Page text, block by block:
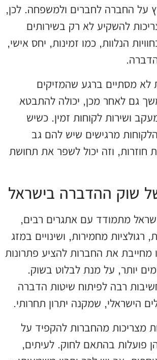
על החברה לחברים ולמשפחה. לכן,
להשקיע לא רק בשירותים
הנלוות, כמו זמינות, יחס אישי,
לא מסתיים ברגע שהמזיקים
גם לאחר מכן, יכולה להתבטא
ושירות לקוחות זמין. כשיש
מרגישים שיש להם גב
חוזרות, וזה יכול לשפר את תחושת
שוק ההדברה בישראל
מתמודד עם אתגרים רבים,
רגולציות מחמירות, ושינויים במזג
מחייבת את החברות להציע פתרונות
יותר, על מנת לבלוט בשוק.
רבה לפיתוח שיטות הדברה
הישראלי, שמקנה יתרון תחרותי.
מצריכות מהחברות להקפיד על
פועלות בהתאם לחוק. לעיתים,